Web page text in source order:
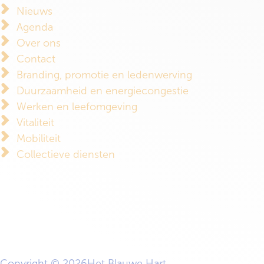
Nieuws
Agenda
Over ons
Contact
Branding, promotie en ledenwerving
Duurzaamheid en energiecongestie
Werken en leefomgeving
Vitaliteit
Mobiliteit
Collectieve diensten